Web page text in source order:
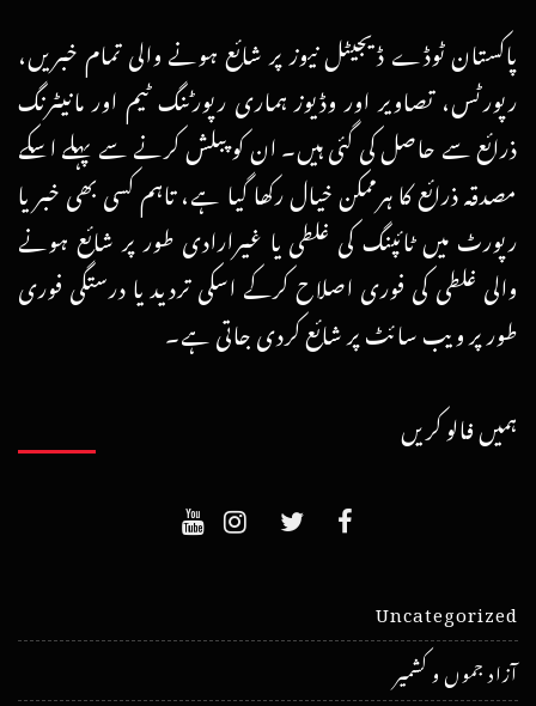
پاکستان ٹوڈے ڈیجیٹل نیوز پر شائع ہونے والی تمام خبریں،
رپورٹس، تصاویر اور وڈیوز ہماری رپورٹنگ ٹیم اور مانیٹرنگ
ذرائع سے حاصل کی گئی ہیں۔ ان کو پبلش کرنے سے پہلے اسکے
مصدقہ ذرائع کا ہرممکن خیال رکھا گیا ہے، تاہم کسی بھی خبر یا
رپورٹ میں ٹائپنگ کی غلطی یا غیرارادی طور پر شائع ہونے
والی غلطی کی فوری اصلاح کرکے اسکی تردید یا درستگی فوری
طور پر ویب سائٹ پر شائع کردی جاتی ہے۔
ہمیں فالو کریں
Uncategorized
آزاد جموں و کشمیر